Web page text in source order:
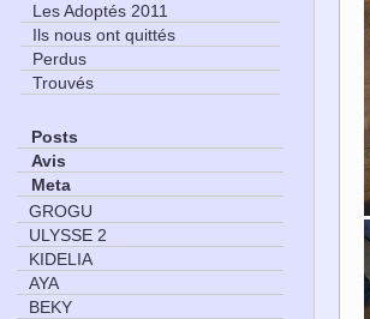
Les Adoptés 2011
Ils nous ont quittés
Perdus
Trouvés
Posts
Avis
Meta
GROGU
ULYSSE 2
KIDELIA
AYA
BEKY